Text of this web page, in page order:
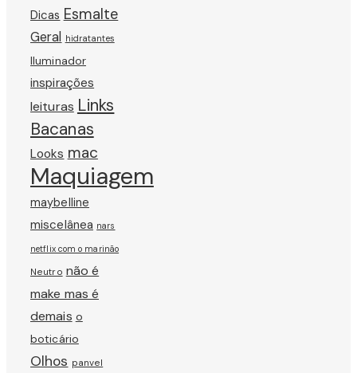
Dicas Esmalte
Geral hidratantes
Iluminador
inspirações
leituras Links
Bacanas
Looks mac
Maquiagem
maybelline
miscelânea nars
netflix com o marinão
Neutro não é
make mas é
demais o
boticário
Olhos panvel